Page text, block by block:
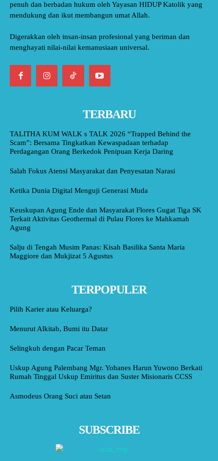
penuh dan berbadan hukum oleh Yayasan HIDUP Katolik yang
mendukung dan ikut membangun umat Allah.
Digerakkan oleh insan-insan profesional yang beriman dan
menghayati nilai-nilai kemanusiaan universal.
TERBARU
TALITHA KUM WALK s TALK 2026 “Trapped Behind the
Scam”: Bersama Tingkatkan Kewaspadaan terhadap
Perdagangan Orang Berkedok Penipuan Kerja Daring
Salah Fokus Atensi Masyarakat dan Penyesatan Narasi
Ketika Dunia Digital Menguji Generasi Muda
Keuskupan Agung Ende dan Masyarakat Flores Gugat Tiga SK
Terkait Aktivitas Geothermal di Pulau Flores ke Mahkamah
Agung
Salju di Tengah Musim Panas: Kisah Basilika Santa Maria
Maggiore dan Mukjizat 5 Agustus
TERPOPULER
Pilih Karier atau Keluarga?
Menurut Alkitab, Bumi itu Datar
Selingkuh dengan Pacar Teman
Uskup Agung Palembang Mgr. Yohanes Harun Yuwono Berkati
Rumah Tinggal Uskup Emiritus dan Suster Misionaris CCSS
Asmodeus Orang Suci atau Setan
SUBSCRIBE